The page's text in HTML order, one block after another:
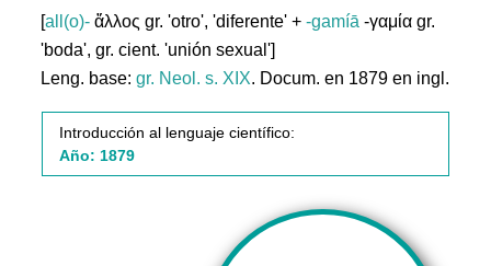
[all(o)- ἄλλος gr. 'otro', 'diferente' +-gamíā -γαμία gr.
'boda', gr. cient. 'unión sexual']
Leng. base:gr. Neol. s. XIX. Docum. en 1879 en ingl.
Introducción al lenguaje científico:
Año: 1879